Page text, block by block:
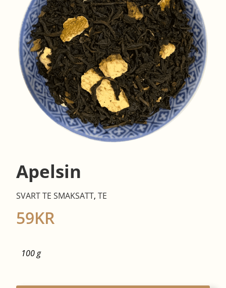
Apelsin
SVART TE SMAKSATT, TE
59KR
100 g